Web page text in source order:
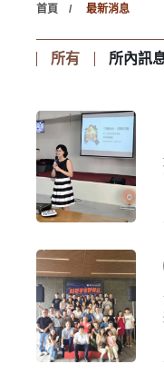
首頁 最新消息
所有 所內訊